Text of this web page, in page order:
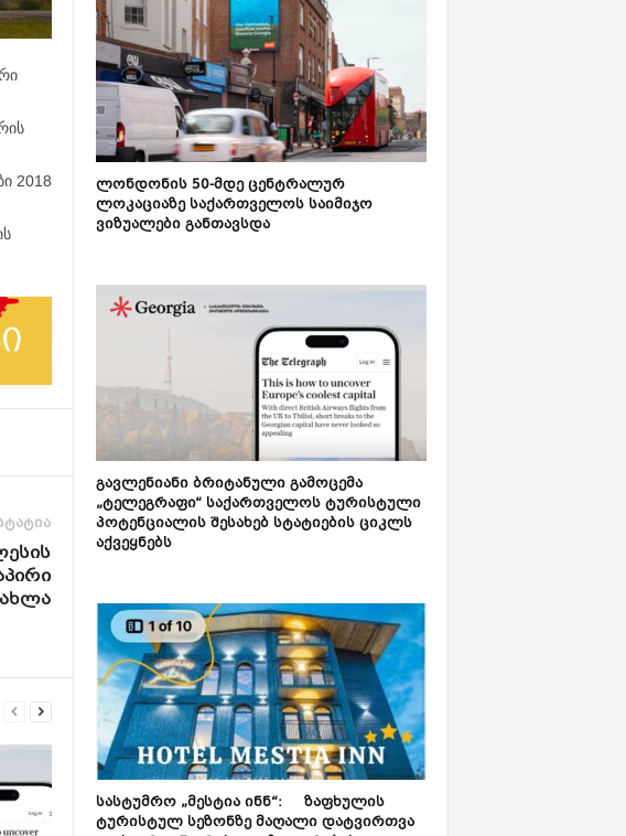
2018
ლონდონის 50-მდე ცენტრალურ
ლოკაციაზე საქართველოს საიმიჯო
ვიზუალები განთავსდა
გავლენიანი ბრიტანული გამოცემა
„ტელეგრაფი“ საქართველოს ტურისტული
პოტენციალის შესახებ სტატიების ციკლს
აქვეყნებს
სასტუმრო „მესტია ინნ“: ზაფხულის
ტურისტულ სეზონზე მაღალი დატვირთვა